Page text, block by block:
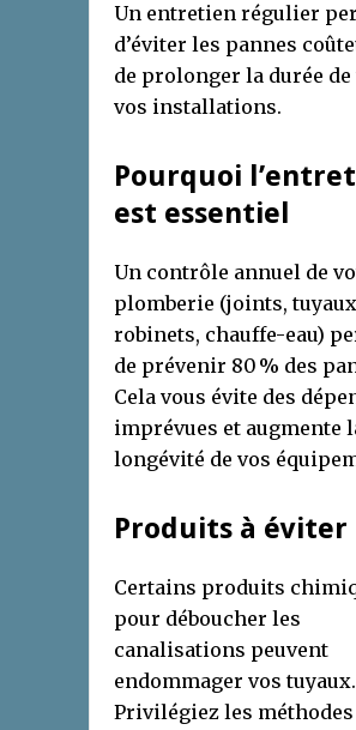
Un entretien régulier
d’éviter les pannes
de prolonger la durée de
vos installations.
Pourquoi
est essentiel
Un contrôle annuel de
plomberie (joints,
robinets, chauffe-eau)
de prévenir 80 % des
Cela vous évite des
imprévues et augmente
longévité de vos
Produits à éviter
Certains produits
pour déboucher les
canalisations peuvent
endommager vos tuyaux.
Privilégiez les méthodes